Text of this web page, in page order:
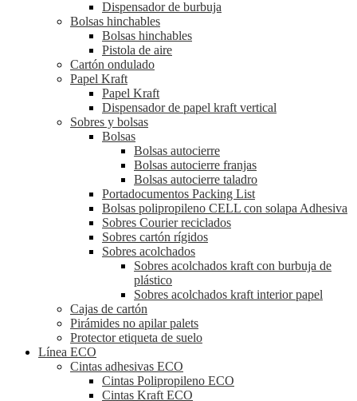
Dispensador de burbuja
Bolsas hinchables
Bolsas hinchables
Pistola de aire
Cartón ondulado
Papel Kraft
Papel Kraft
Dispensador de papel kraft vertical
Sobres y bolsas
Bolsas
Bolsas autocierre
Bolsas autocierre franjas
Bolsas autocierre taladro
Portadocumentos Packing List
Bolsas polipropileno CELL con solapa Adhesiva
Sobres Courier reciclados
Sobres cartón rígidos
Sobres acolchados
Sobres acolchados kraft con burbuja de
plástico
Sobres acolchados kraft interior papel
Cajas de cartón
Pirámides no apilar palets
Protector etiqueta de suelo
Línea ECO
Cintas adhesivas ECO
Cintas Polipropileno ECO
Cintas Kraft ECO